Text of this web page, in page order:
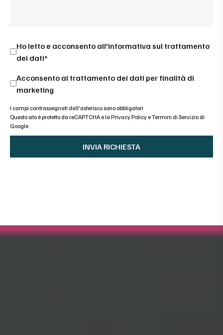
Ho letto e acconsento all'informativa sul trattamento
dei dati*
Acconsento al trattamento dei dati per finalità di
marketing
I campi contrassegnati dall'asterisco sono obbligatori
Questo sito è protetto da reCAPTCHA e la Privacy Policy eTermini di Servizio di
Google